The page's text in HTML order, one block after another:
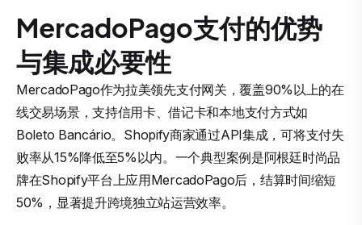
MercadoPago支付的优势
与集成必要性
MercadoPago作为拉美领先支付网关，覆盖90%以上的在
线交易场景，支持信用卡、借记卡和本地支付方式如
Boleto Bancário。Shopify商家通过API集成，可将支付失
败率从15%降低至5%以内。一个典型案例是阿根廷时尚品
牌在Shopify平台上应用MercadoPago后，结算时间缩短
50%，显著提升跨境独立站运营效率。